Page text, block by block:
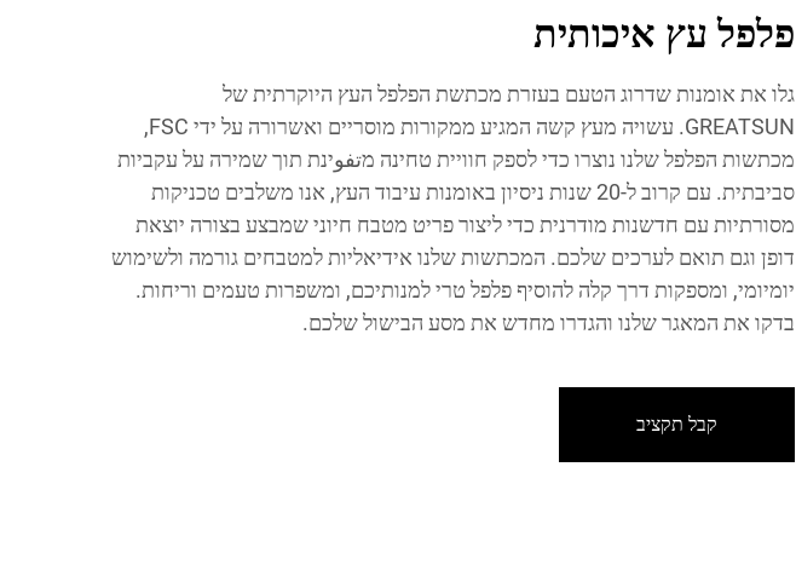
פלפל עץ איכותית
גלו את אומנות שדרוג הטעם בעזרת מכתשת הפלפל העץ היוקרתית של
GREATSUN. עשויה מעץ קשה המגיע ממקורות מוסריים ואשרורה על ידי FSC,
מכתשות הפלפל שלנו נוצרו כדי לספק חוויית טחינה מتفوינת תוך שמירה על עקביות
סביבתית. עם קרוב ל-20 שנות ניסיון באומנות עיבוד העץ, אנו משלבים טכניקות
מסורתיות עם חדשנות מודרנית כדי ליצור פריט מטבח חיוני שמבצע בצורה יוצאת
דופן וגם תואם לערכים שלכם. המכתשות שלנו אידיאליות למטבחים גורמה ולשימוש
יומיומי, ומספקות דרך קלה להוסיף פלפל טרי למנותיכם, ומשפרות טעמים וריחות.
בדקו את המאגר שלנו והגדרו מחדש את מסע הבישול שלכם.
קבל תקציב